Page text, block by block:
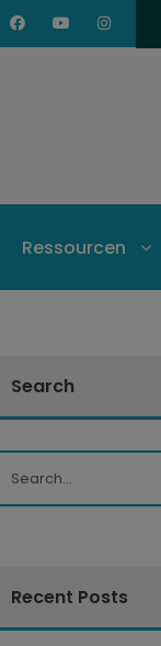
Ressourcen
Search
Recent Posts